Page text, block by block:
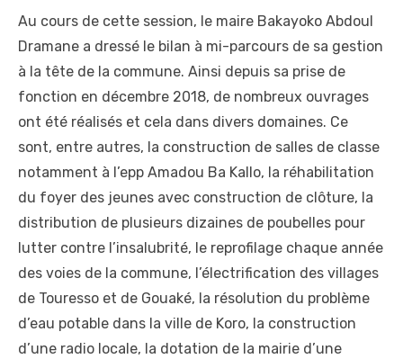
Au cours de cette session, le maire Bakayoko Abdoul
Dramane a dressé le bilan à mi-parcours de sa gestion
à la tête de la commune. Ainsi depuis sa prise de
fonction en décembre 2018, de nombreux ouvrages
ont été réalisés et cela dans divers domaines. Ce
sont, entre autres, la construction de salles de classe
notamment à l’epp Amadou Ba Kallo, la réhabilitation
du foyer des jeunes avec construction de clôture, la
distribution de plusieurs dizaines de poubelles pour
lutter contre l’insalubrité, le reprofilage chaque année
des voies de la commune, l’électrification des villages
de Touresso et de Gouaké, la résolution du problème
d’eau potable dans la ville de Koro, la construction
d’une radio locale, la dotation de la mairie d’une